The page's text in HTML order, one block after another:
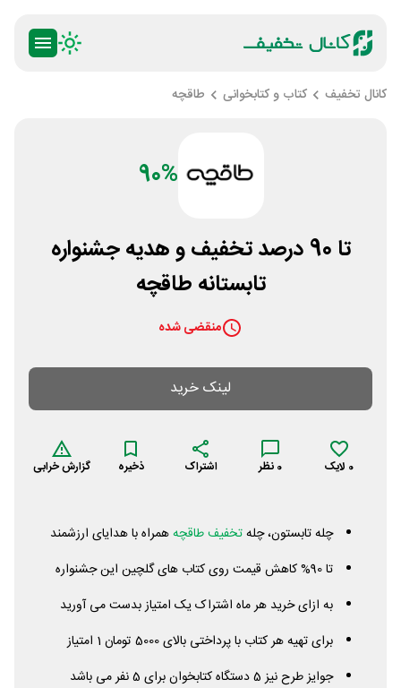
کانال تخفیف کتاب و کتابخوانی طاقچه
90%
تا 90 درصد تخفیف و هدیه جشنواره
تابستانه طاقچه
منقضی شده
لینک خرید
0 لایک 0 نظر اشتراک ذخیره گزارش خرابی
چله تابستون، چلهتخفیف طاقچههمراه با هدایای ارزشمند
تا 90% کاهش قیمت روی کتاب های گلچین این جشنواره
به ازای خرید هر ماه اشتراک یک امتیاز بدست می آورید
برای تهیه هر کتاب با پرداختی بالای 5000 تومان 1 امتیاز
جوایز طرح نیز 5 دستگاه کتابخوان برای 5 نفر می باشد